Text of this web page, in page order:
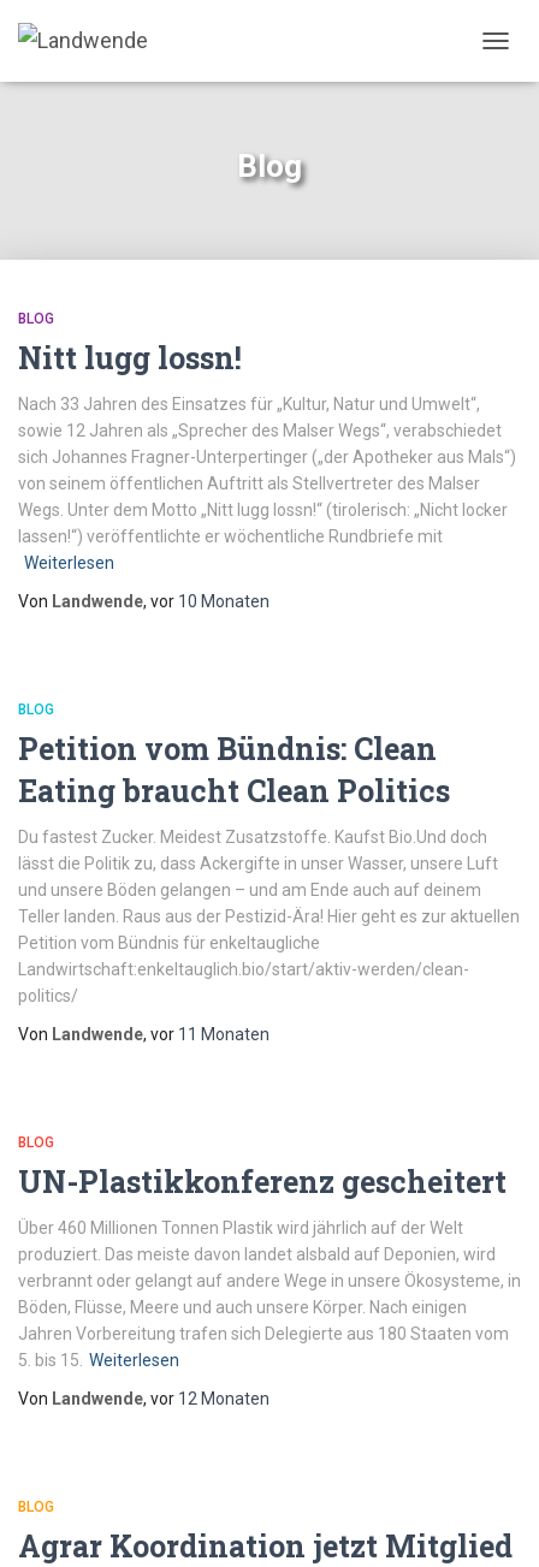
Blog
BLOG
Nitt lugg lossn!
Nach 33 Jahren des Einsatzes für „Kultur, Natur und Umwelt“,
sowie 12 Jahren als „Sprecher des Malser Wegs“, verabschiedet
sich Johannes Fragner-Unterpertinger („der Apotheker aus Mals“)
von seinem öffentlichen Auftritt als Stellvertreter des Malser
Wegs. Unter dem Motto „Nitt lugg lossn!“ (tirolerisch: „Nicht locker
lassen!“) veröffentlichte er wöchentliche Rundbriefe mit
Weiterlesen
Von Landwende, vor 10 Monaten
BLOG
Petition vom Bündnis: Clean
Eating braucht Clean Politics
Du fastest Zucker. Meidest Zusatzstoffe. Kaufst Bio.Und doch
lässt die Politik zu, dass Ackergifte in unser Wasser, unsere Luft
und unsere Böden gelangen – und am Ende auch auf deinem
Teller landen. Raus aus der Pestizid-Ära! Hier geht es zur aktuellen
Petition vom Bündnis für enkeltaugliche
Landwirtschaft:enkeltauglich.bio/start/aktiv-werden/clean-
politics/
Von Landwende, vor 11 Monaten
BLOG
UN-Plastikkonferenz gescheitert
Über 460 Millionen Tonnen Plastik wird jährlich auf der Welt
produziert. Das meiste davon landet alsbald auf Deponien, wird
verbrannt oder gelangt auf andere Wege in unsere Ökosysteme, in
Böden, Flüsse, Meere und auch unsere Körper. Nach einigen
Jahren Vorbereitung trafen sich Delegierte aus 180 Staaten vom
5. bis 15. Weiterlesen
Von Landwende, vor 12 Monaten
BLOG
Agrar Koordination jetzt Mitglied